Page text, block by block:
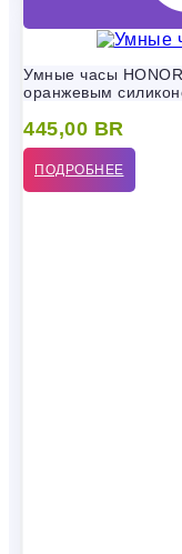
Умные часы
оранжевым
445,00 BR
ПОДРОБНЕЕ